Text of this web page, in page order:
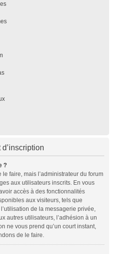
?
le faire, mais l’administrateur du forum
aux utilisateurs inscrits. En vous
accès à des fonctionnalités
aux visiteurs, tels que
de la messagerie privée,
autres utilisateurs, l’adhésion à un
ne vous prend qu’un court instant,
de le faire.